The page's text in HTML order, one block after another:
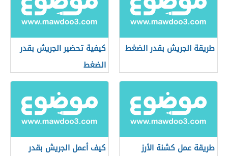
طريقة الجريش بقدر الضغط
كيفية تحضير الجريش بقدر
الضغط
طريقة عمل كشنة الأرز
كيف أعمل الجريش بقدر